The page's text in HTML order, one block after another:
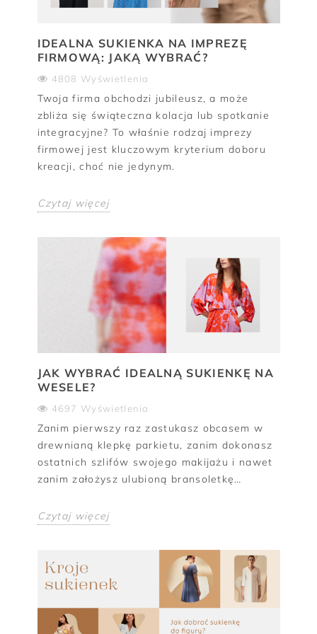
IDEALNA SUKIENKA NA IMPREZĘ
FIRMOWĄ: JAKĄ WYBRAĆ?
4808 Wyświetlenia
Twoja firma obchodzi jubileusz, a może
zbliża się świąteczna kolacja lub spotkanie
integracyjne? To właśnie rodzaj imprezy
firmowej jest kluczowym kryterium doboru
kreacji, choć nie jedynym.
Czytaj więcej
JAK WYBRAĆ IDEALNĄ SUKIENKĘ NA
WESELE?
4697 Wyświetlenia
Zanim pierwszy raz zastukasz obcasem w
drewnianą klepkę parkietu, zanim dokonasz
ostatnich szlifów swojego makijażu i nawet
zanim założysz ulubioną bransoletkę…
Czytaj więcej